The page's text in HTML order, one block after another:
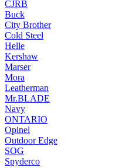
CJRB
Buck
City Brother
Cold Steel
Helle
Kershaw
Marser
Mora
Leatherman
Mr.BLADE
Navy
ONTARIO
Opinel
Outdoor Edge
SOG
Spyderco